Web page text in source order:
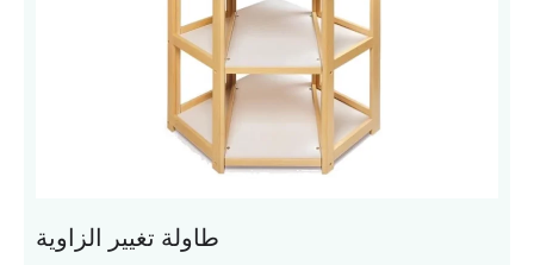
طاولة تغيير الزاوية